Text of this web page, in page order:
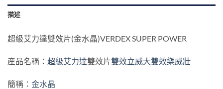
描述
超級艾力達雙效片(金水晶)VERDEX SUPER POWER
産品名稱： 超級艾力達雙效片雙效立威大雙效樂威壯
簡稱： 金水晶